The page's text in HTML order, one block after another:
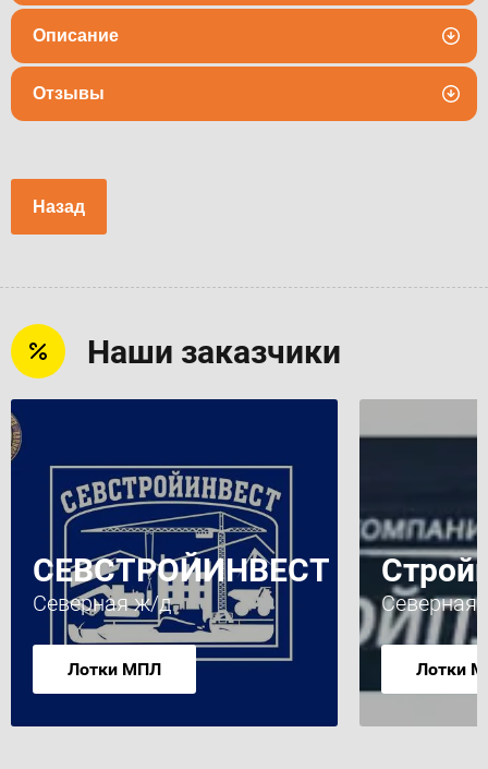
Описание
Отзывы
Назад
Наши заказчики
СЕВСТРОЙИНВЕСТ
Северная ж/д
Лотки МПЛ
Северная
Лотки